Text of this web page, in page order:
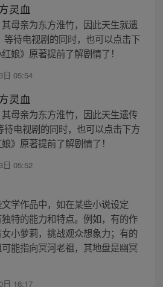
灵血
母亲为东方淮竹，因此天生就遗
待电视剧的同时，也可以点击下
娘》原著提前了解剧情了！
日 05:54
灵血
母亲为东方淮竹，因此天生遗传
待电视剧的同时，也可以点击下方
》原著提前了解剧情了！
日 05:52
学作品中，如在某些小说设定
特的能力和特点。例如，有的作
小萝莉，挑战观众想象力；有的
能指向冥河老祖，其地盘是幽冥
日 16:17